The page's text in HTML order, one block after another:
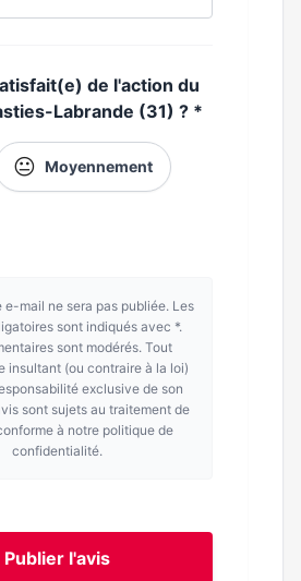
de l'action du
Labrande (31) ? *
😐 Moyennement
e-mail ne sera pas publiée. Les
sont indiqués avec *.
sont modérés. Tout
insultant (ou contraire à la loi)
exclusive de son
sont sujets au traitement de
à notre politique de
confidentialité.
Publier l'avis